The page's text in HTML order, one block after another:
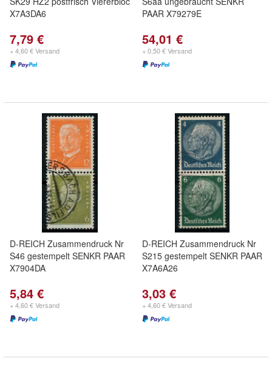
X7A3DA6
7,79 €
+ 4,60 € Versand
PAAR X79279E
54,01 €
+ 0,50 € Versand
D-REICH Zusammendruck Nr
S46 gestempelt SENKR PAAR
X7904DA
5,84 €
+ 4,60 € Versand
D-REICH Zusammendruck Nr
S215 gestempelt SENKR PAAR
X7A6A26
3,03 €
+ 4,60 € Versand